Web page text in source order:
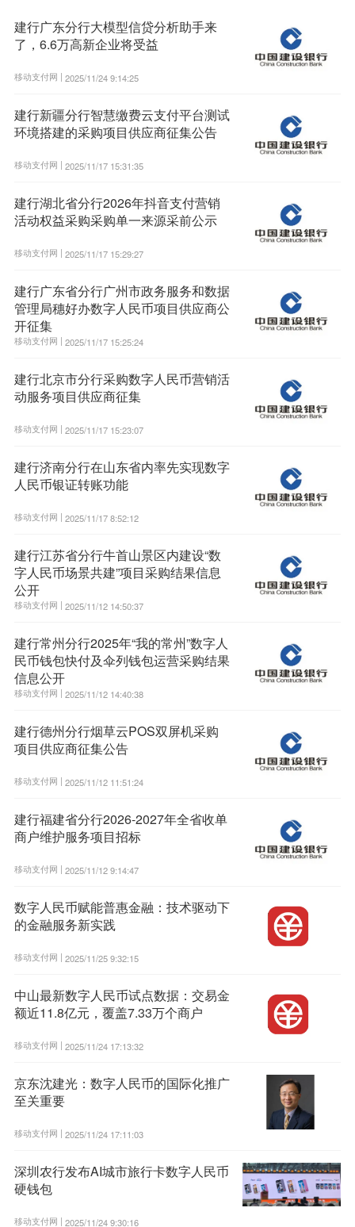
建行广东分行大模型信贷分析助手来
了，6.6万高新企业将受益
移动支付网 | 2025/11/24 9:14:25
建行新疆分行智慧缴费云支付平台测试
环境搭建的采购项目供应商征集公告
移动支付网 | 2025/11/17 15:31:35
建行湖北省分行2026年抖音支付营销
活动权益采购采购单一来源采前公示
移动支付网 | 2025/11/17 15:29:27
建行广东省分行广州市政务服务和数据
管理局穗好办数字人民币项目供应商公
开征集
移动支付网 | 2025/11/17 15:25:24
建行北京市分行采购数字人民币营销活
动服务项目供应商征集
移动支付网 | 2025/11/17 15:23:07
建行济南分行在山东省内率先实现数字
人民币银证转账功能
移动支付网 | 2025/11/17 8:52:12
建行江苏省分行牛首山景区内建设“数
字人民币场景共建”项目采购结果信息
公开
移动支付网 | 2025/11/12 14:50:37
建行常州分行2025年“我的常州”数字人
民币钱包快付及伞列钱包运营采购结果
信息公开
移动支付网 | 2025/11/12 14:40:38
建行德州分行烟草云POS双屏机采购
项目供应商征集公告
移动支付网 | 2025/11/12 11:51:24
建行福建省分行2026-2027年全省收单
商户维护服务项目招标
移动支付网 | 2025/11/12 9:14:47
数字人民币赋能普惠金融：技术驱动下
的金融服务新实践
移动支付网 | 2025/11/25 9:32:15
中山最新数字人民币试点数据：交易金
额近11.8亿元，覆盖7.33万个商户
移动支付网 | 2025/11/24 17:13:32
京东沈建光：数字人民币的国际化推广
至关重要
移动支付网 | 2025/11/24 17:11:03
深圳农行发布AI城市旅行卡数字人民币
硬钱包
移动支付网 | 2025/11/24 9:30:16